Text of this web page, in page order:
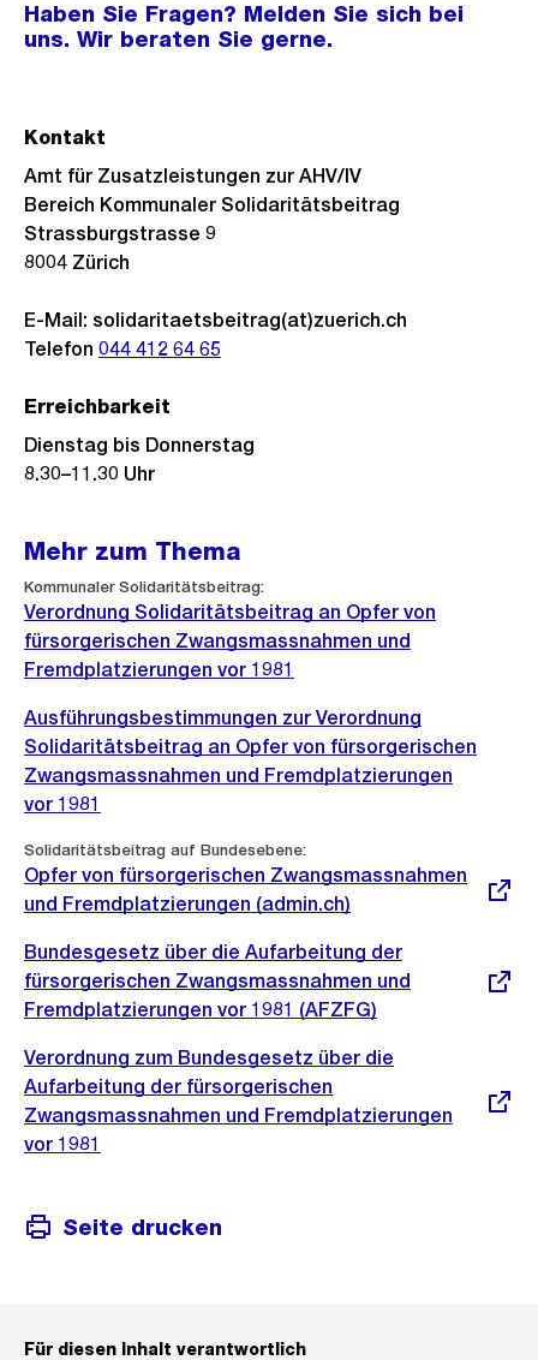
Haben Sie Fragen? Melden Sie sich bei
uns. Wir beraten Sie gerne.
Kontakt
Amt für Zusatzleistungen zur AHV/IV
Bereich Kommunaler Solidaritätsbeitrag
Strassburgstrasse 9
8004 Zürich
E-Mail: solidaritaetsbeitrag(at)zuerich.ch
Telefon 044 412 64 65
Erreichbarkeit
Dienstag bis Donnerstag
8.30–11.30 Uhr
Mehr zum Thema
Kommunaler Solidaritätsbeitrag:
Verordnung Solidaritätsbeitrag an Opfer von
fürsorgerischen Zwangsmassnahmen und
Fremdplatzierungen vor 1981
Ausführungsbestimmungen zur Verordnung
Solidaritätsbeitrag an Opfer von fürsorgerischen
Zwangsmassnahmen und Fremdplatzierungen
vor 1981
Solidaritätsbeitrag auf Bundesebene:
Externer
Link:
Opfer von fürsorgerischen Zwangsmassnahmen
und Fremdplatzierungen (admin.ch)
Externer
Link:
Bundesgesetz über die Aufarbeitung der
fürsorgerischen Zwangsmassnahmen und
Fremdplatzierungen vor 1981 (AFZFG)
Externer
Link:
Verordnung zum Bundesgesetz über die
Aufarbeitung der fürsorgerischen
Zwangsmassnahmen und Fremdplatzierungen
vor 1981
Seite drucken
Für diesen Inhalt verantwortlich